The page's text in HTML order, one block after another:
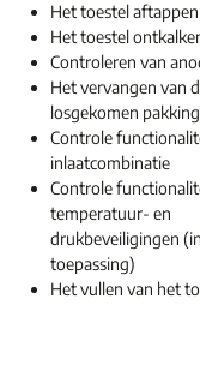
Het toestel aftappen
Het toestel
Controleren van
Het vervangen van
losgekomen
Controle
inlaatcombinatie
Controle
temperatuur- en
drukbeveiligingen
toepassing)
Het vullen van het